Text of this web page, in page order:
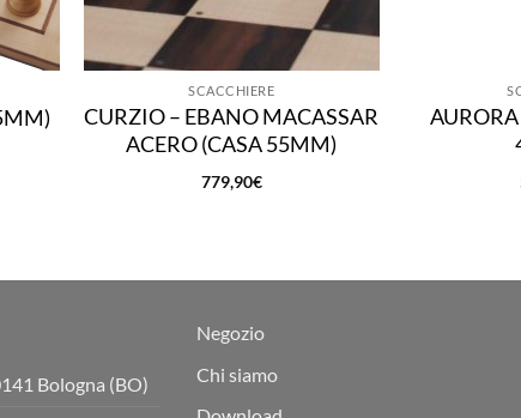
SCACCHIERE
CURZIO – EBANO MACASSAR
ACERO (CASA 55MM)
779,90€
Bologna (BO)
Negozio
Chi siamo